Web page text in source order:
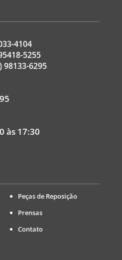
4104
5255
98133-6295
às 17:30
Peças de Reposição
Prensas
Contato